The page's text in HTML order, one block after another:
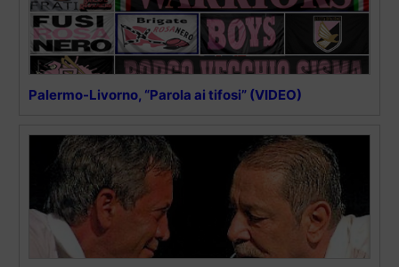
Palermo-Livorno, “Parola ai tifosi” (VIDEO)